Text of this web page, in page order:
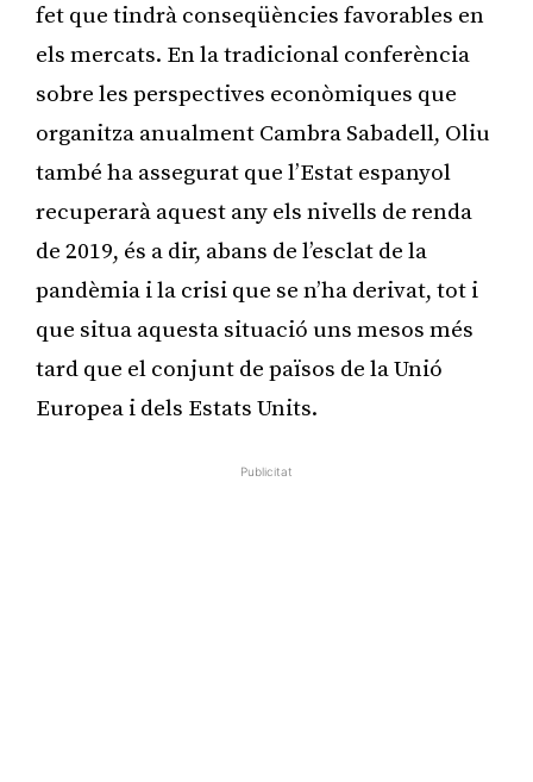
fet que tindrà conseqüències favorables en
els mercats. En la tradicional conferència
sobre les perspectives econòmiques que
organitza anualment Cambra Sabadell, Oliu
també ha assegurat que l’Estat espanyol
recuperarà aquest any els nivells de renda
de 2019, és a dir, abans de l’esclat de la
pandèmia i la crisi que se n’ha derivat, tot i
que situa aquesta situació uns mesos més
tard que el conjunt de països de la Unió
Europea i dels Estats Units.
Publicitat